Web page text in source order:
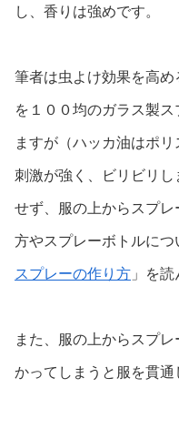
し、香りは強めです。
筆者は虫よけ効果を高
を１００均のガラス製
ますが（ハッカ油はポ
刺激が強く、ビリビリ
せず、服の上からスプ
方やスプレーボトルにつ
スプレーの作り方 」を
また、服の上からスプ
かってしまうと服を貫通